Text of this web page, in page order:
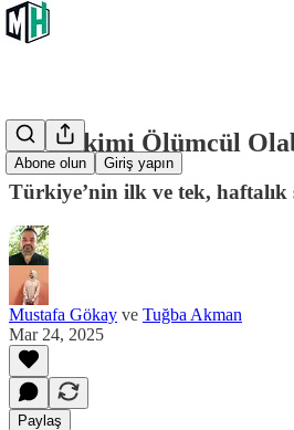
Abone olun Giriş yapın
Diş Çekimi Ölümcül
Türkiye’nin ilk ve tek, haftalık
Mustafa Gökay ve Tuğba Akman
Mar 24, 2025
Paylaş